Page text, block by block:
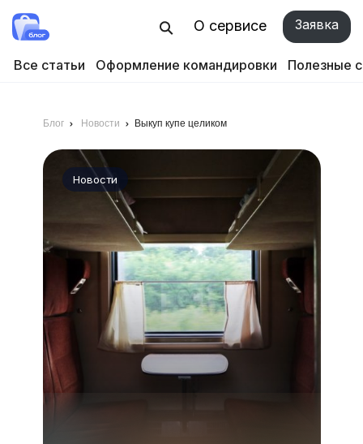
О сервисе Заявка
Все статьи Оформление командировки Полезные
Блог Новости Выкуп купе целиком
Новости